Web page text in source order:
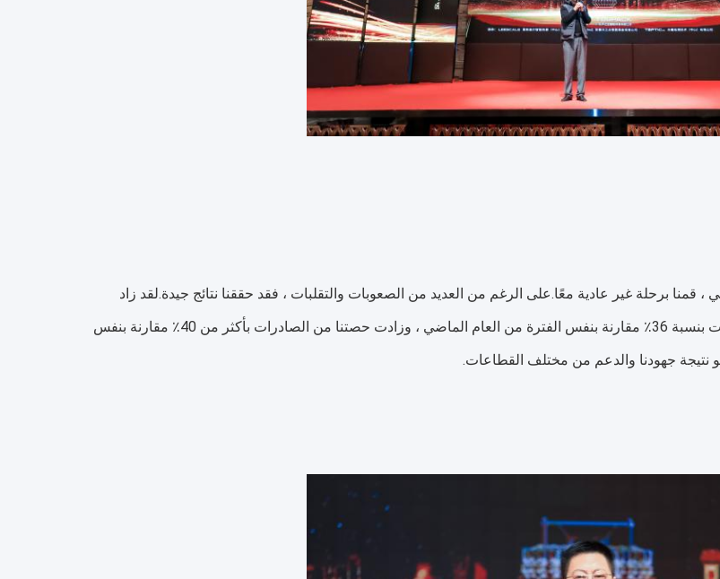
في عام 2022 الماضي ، قمنا برحلة غير عادية معًا.على الرغم من العديد من الصعوبات والتقلبات ، فقد حققنا نتائج جيدة.لقد زاد
هدف مبيعاتنا وإيرادات المبيعات بنسبة 36٪ مقارنة بنفس الفترة من العام الماضي ، وزادت حصتنا من الصادرات بأكثر من 40٪ مقارنة بنفس
نتيجة جهودنا والدعم من مختلف القطاعات.